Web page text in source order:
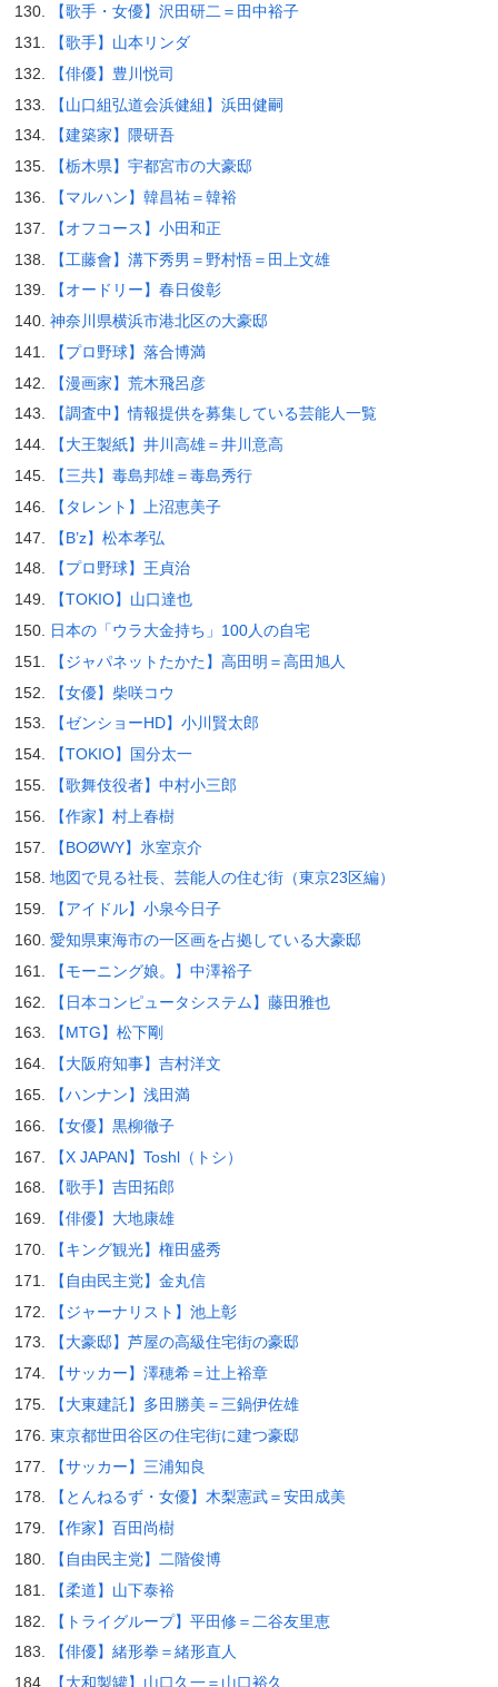
【歌手・女優】沢田研二＝田中裕子
【歌手】山本リンダ
【俳優】豊川悦司
【山口組弘道会浜健組】浜田健嗣
【建築家】隈研吾
【栃木県】宇都宮市の大豪邸
【マルハン】韓昌祐＝韓裕
【オフコース】小田和正
【工藤會】溝下秀男＝野村悟＝田上文雄
【オードリー】春日俊彰
神奈川県横浜市港北区の大豪邸
【プロ野球】落合博満
【漫画家】荒木飛呂彦
【調査中】情報提供を募集している芸能人一覧
【大王製紙】井川高雄＝井川意高
【三共】毒島邦雄＝毒島秀行
【タレント】上沼恵美子
【B’z】松本孝弘
【プロ野球】王貞治
【TOKIO】山口達也
日本の「ウラ大金持ち」100人の自宅
【ジャパネットたかた】高田明＝高田旭人
【女優】柴咲コウ
【ゼンショーHD】小川賢太郎
【TOKIO】国分太一
【歌舞伎役者】中村小三郎
【作家】村上春樹
【BOØWY】氷室京介
地図で見る社長、芸能人の住む街（東京23区編）
【アイドル】小泉今日子
愛知県東海市の一区画を占拠している大豪邸
【モーニング娘。】中澤裕子
【日本コンピュータシステム】藤田雅也
【MTG】松下剛
【大阪府知事】吉村洋文
【ハンナン】浅田満
【女優】黒柳徹子
【X JAPAN】Toshl（トシ）
【歌手】吉田拓郎
【俳優】大地康雄
【キング観光】権田盛秀
【自由民主党】金丸信
【ジャーナリスト】池上彰
【大豪邸】芦屋の高級住宅街の豪邸
【サッカー】澤穂希＝辻上裕章
【大東建託】多田勝美＝三鍋伊佐雄
東京都世田谷区の住宅街に建つ豪邸
【サッカー】三浦知良
【とんねるず・女優】木梨憲武＝安田成美
【作家】百田尚樹
【自由民主党】二階俊博
【柔道】山下泰裕
【トライグループ】平田修＝二谷友里恵
【俳優】緒形拳＝緒形直人
【大和製罐】山口久一＝山口裕久